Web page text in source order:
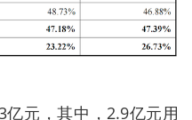
元，其中，2.9亿元用